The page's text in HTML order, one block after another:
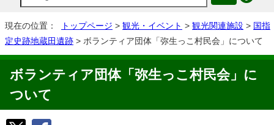
現在の位置： トップページ > 観光・イベント > 観光関連施設 > 国指
定史跡地蔵田遺跡 > ボランティア団体「弥生っこ村民会」について
ボランティア団体「弥生っこ村民会」に
ついて